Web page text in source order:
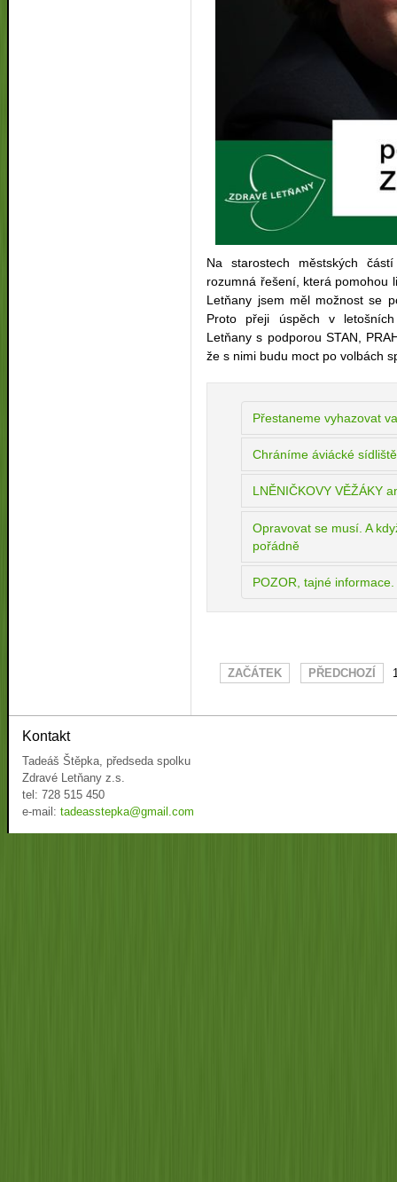
Na starostech městských
rozumná řešení, která pomohou
Letňany jsem měl možnost se
Proto přeji úspěch v
Letňany s podporou STAN,
že s nimi budu moct po volbách
Přestaneme vyhazovat
Chráníme áviácké
LNĚNIČKOVY VĚŽÁKY
Opravovat se musí. A
pořádně
POZOR, tajné
ZAČÁTEK PŘEDCHOZÍ
Kontakt
Tadeáš Štěpka, předseda spolku
Zdravé Letňany z.s.
tel: 728 515 450
e-mail: tadeasstepka@gmail.com